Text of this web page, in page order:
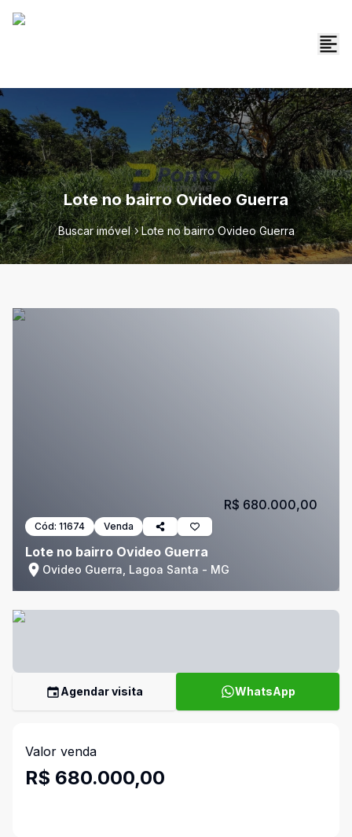
Lote no bairro Ovideo Guerra
Buscar imóvel Lote no bairro Ovideo Guerra
Cód: 11674 Venda
Lote no bairro Ovideo Guerra
Ovideo Guerra, Lagoa Santa - MG
R$ 680.000,00
Agendar visita WhatsApp
Valor venda
R$ 680.000,00